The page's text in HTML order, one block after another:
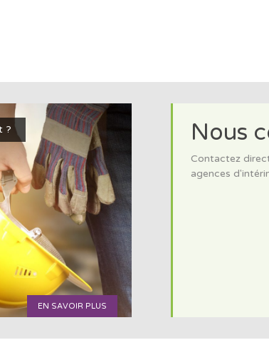
?
EN SAVOIR PLUS
Nous
Contactez
agences